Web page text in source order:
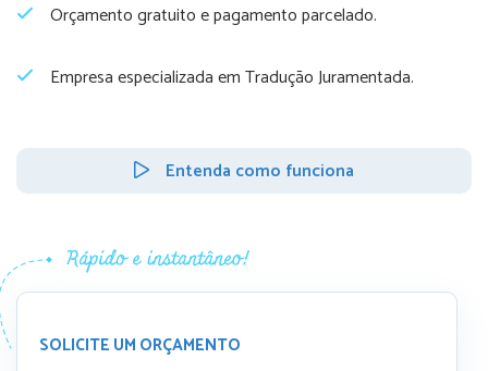
Orçamento gratuito e pagamento parcelado.
Empresa especializada em Tradução Juramentada.
Entenda como funciona
SOLICITE UM ORÇAMENTO